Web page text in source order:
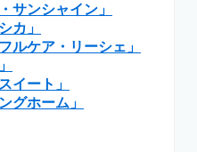
サンシャイン」
カ」
ルケア・リーシェ」
イート」
グホーム」